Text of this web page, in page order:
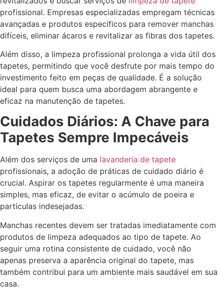
profissional. Empresas especializadas empregam técnicas
avançadas e produtos específicos para remover manchas
difíceis, eliminar ácaros e revitalizar as fibras dos tapetes.
Além disso, a limpeza profissional prolonga a vida útil dos
tapetes, permitindo que você desfrute por mais tempo do
investimento feito em peças de qualidade. É a solução
ideal para quem busca uma abordagem abrangente e
eficaz na manutenção de tapetes.
Cuidados Diários: A Chave para
Tapetes Sempre Impecáveis
Além dos serviços de uma lavanderia de tapete
profissionais, a adoção de práticas de cuidado diário é
crucial. Aspirar os tapetes regularmente é uma maneira
simples, mas eficaz, de evitar o acúmulo de poeira e
partículas indesejadas.
Manchas recentes devem ser tratadas imediatamente com
produtos de limpeza adequados ao tipo de tapete. Ao
seguir uma rotina consistente de cuidado, você não
apenas preserva a aparência original do tapete, mas
também contribui para um ambiente mais saudável em sua
casa.